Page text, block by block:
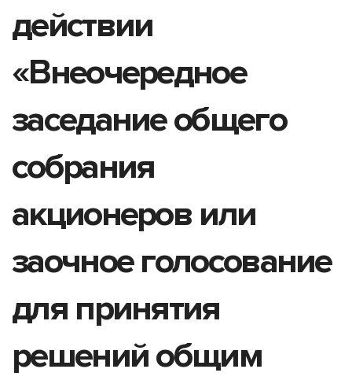
действии
«Внеочередное
заседание общего
собрания
акционеров или
заочное голосование
для принятия
решений общим